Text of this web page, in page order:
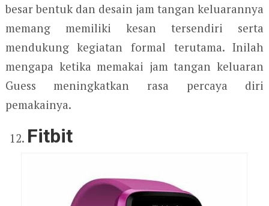
besar bentuk dan desain jam tangan keluarannya
memang memiliki kesan tersendiri serta
mendukung kegiatan formal terutama. Inilah
mengapa ketika memakai jam tangan keluaran
Guess meningkatkan rasa percaya diri
pemakainya.
Fitbit